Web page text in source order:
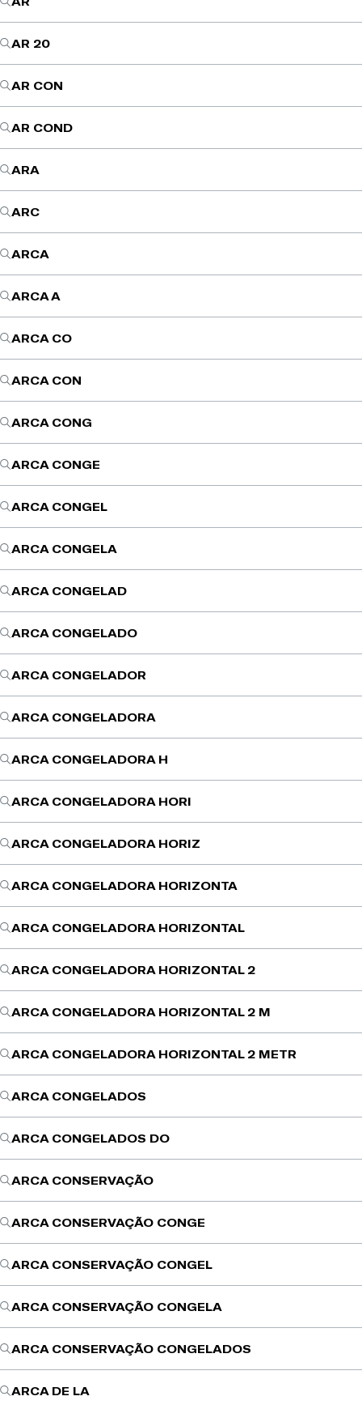
AR 20
AR CON
AR COND
ARA
ARC
ARCA
ARCA A
ARCA CO
ARCA CON
ARCA CONG
ARCA CONGE
ARCA CONGEL
ARCA CONGELA
ARCA CONGELAD
ARCA CONGELADO
ARCA CONGELADOR
ARCA CONGELADORA
ARCA CONGELADORA H
ARCA CONGELADORA HORI
ARCA CONGELADORA HORIZ
ARCA CONGELADORA HORIZONTA
ARCA CONGELADORA HORIZONTAL
ARCA CONGELADORA HORIZONTAL 2
ARCA CONGELADORA HORIZONTAL 2 M
ARCA CONGELADORA HORIZONTAL 2 METR
ARCA CONGELADOS
ARCA CONGELADOS DO
ARCA CONSERVAÇÃO
ARCA CONSERVAÇÃO CONGE
ARCA CONSERVAÇÃO CONGEL
ARCA CONSERVAÇÃO CONGELA
ARCA CONSERVAÇÃO CONGELADOS
ARCA DE LA